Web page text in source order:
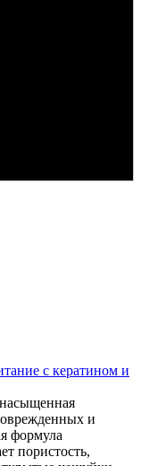
с кератином и
и
формула
пористость,